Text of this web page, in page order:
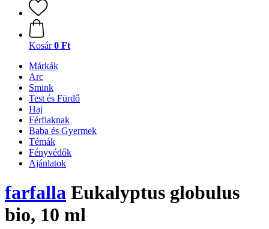
Kosár 0 Ft
Márkák
Arc
Smink
Test és Fürdő
Haj
Férfiaknak
Baba és Gyermek
Témák
Fényvédők
Ajánlatok
farfalla Eukalyptus globulus
bio, 10 ml